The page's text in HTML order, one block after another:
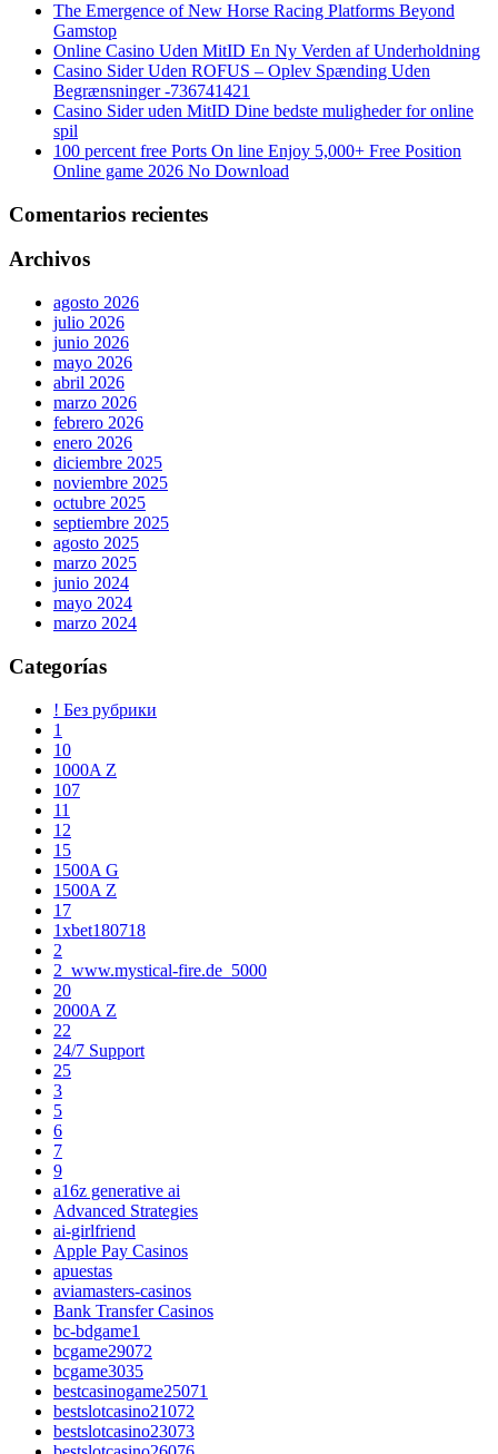
The Emergence of New Horse Racing Platforms Beyond
Gamstop
Online Casino Uden MitID En Ny Verden af Underholdning
Casino Sider Uden ROFUS – Oplev Spænding Uden
Begrænsninger -736741421
Casino Sider uden MitID Dine bedste muligheder for online
spil
100 percent free Ports On line Enjoy 5,000+ Free Position
Online game 2026 No Download
Comentarios recientes
Archivos
agosto 2026
julio 2026
junio 2026
mayo 2026
abril 2026
marzo 2026
febrero 2026
enero 2026
diciembre 2025
noviembre 2025
octubre 2025
septiembre 2025
agosto 2025
marzo 2025
junio 2024
mayo 2024
marzo 2024
Categorías
! Без рубрики
1
10
1000A Z
107
11
12
15
1500A G
1500A Z
17
1xbet180718
2
2_www.mystical-fire.de_5000
20
2000A Z
22
24/7 Support
25
3
5
6
7
9
a16z generative ai
Advanced Strategies
ai-girlfriend
Apple Pay Casinos
apuestas
aviamasters-casinos
Bank Transfer Casinos
bc-bdgame1
bcgame29072
bcgame3035
bestcasinogame25071
bestslotcasino21072
bestslotcasino23073